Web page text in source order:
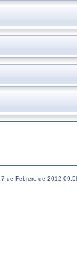
de Febrero de 2012